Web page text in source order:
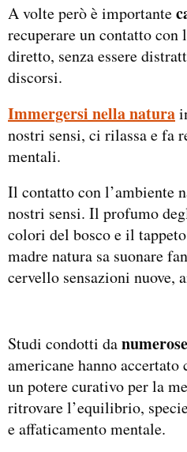
A volte però è importante
recuperare un contatto con
diretto, senza essere
discorsi.
Immergersi nella natura
nostri sensi, ci rilassa e fa
mentali.
Il contatto con l’ambiente
nostri sensi. Il profumo
colori del bosco e il
madre natura sa suonare
cervello sensazioni nuove,
Studi condotti da
americane hanno accertato
un potere curativo per la
ritrovare l’equilibrio,
e affaticamento mentale.